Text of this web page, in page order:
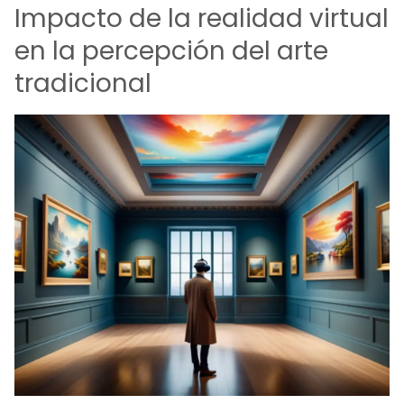
Impacto de la realidad virtual
en la percepción del arte
tradicional